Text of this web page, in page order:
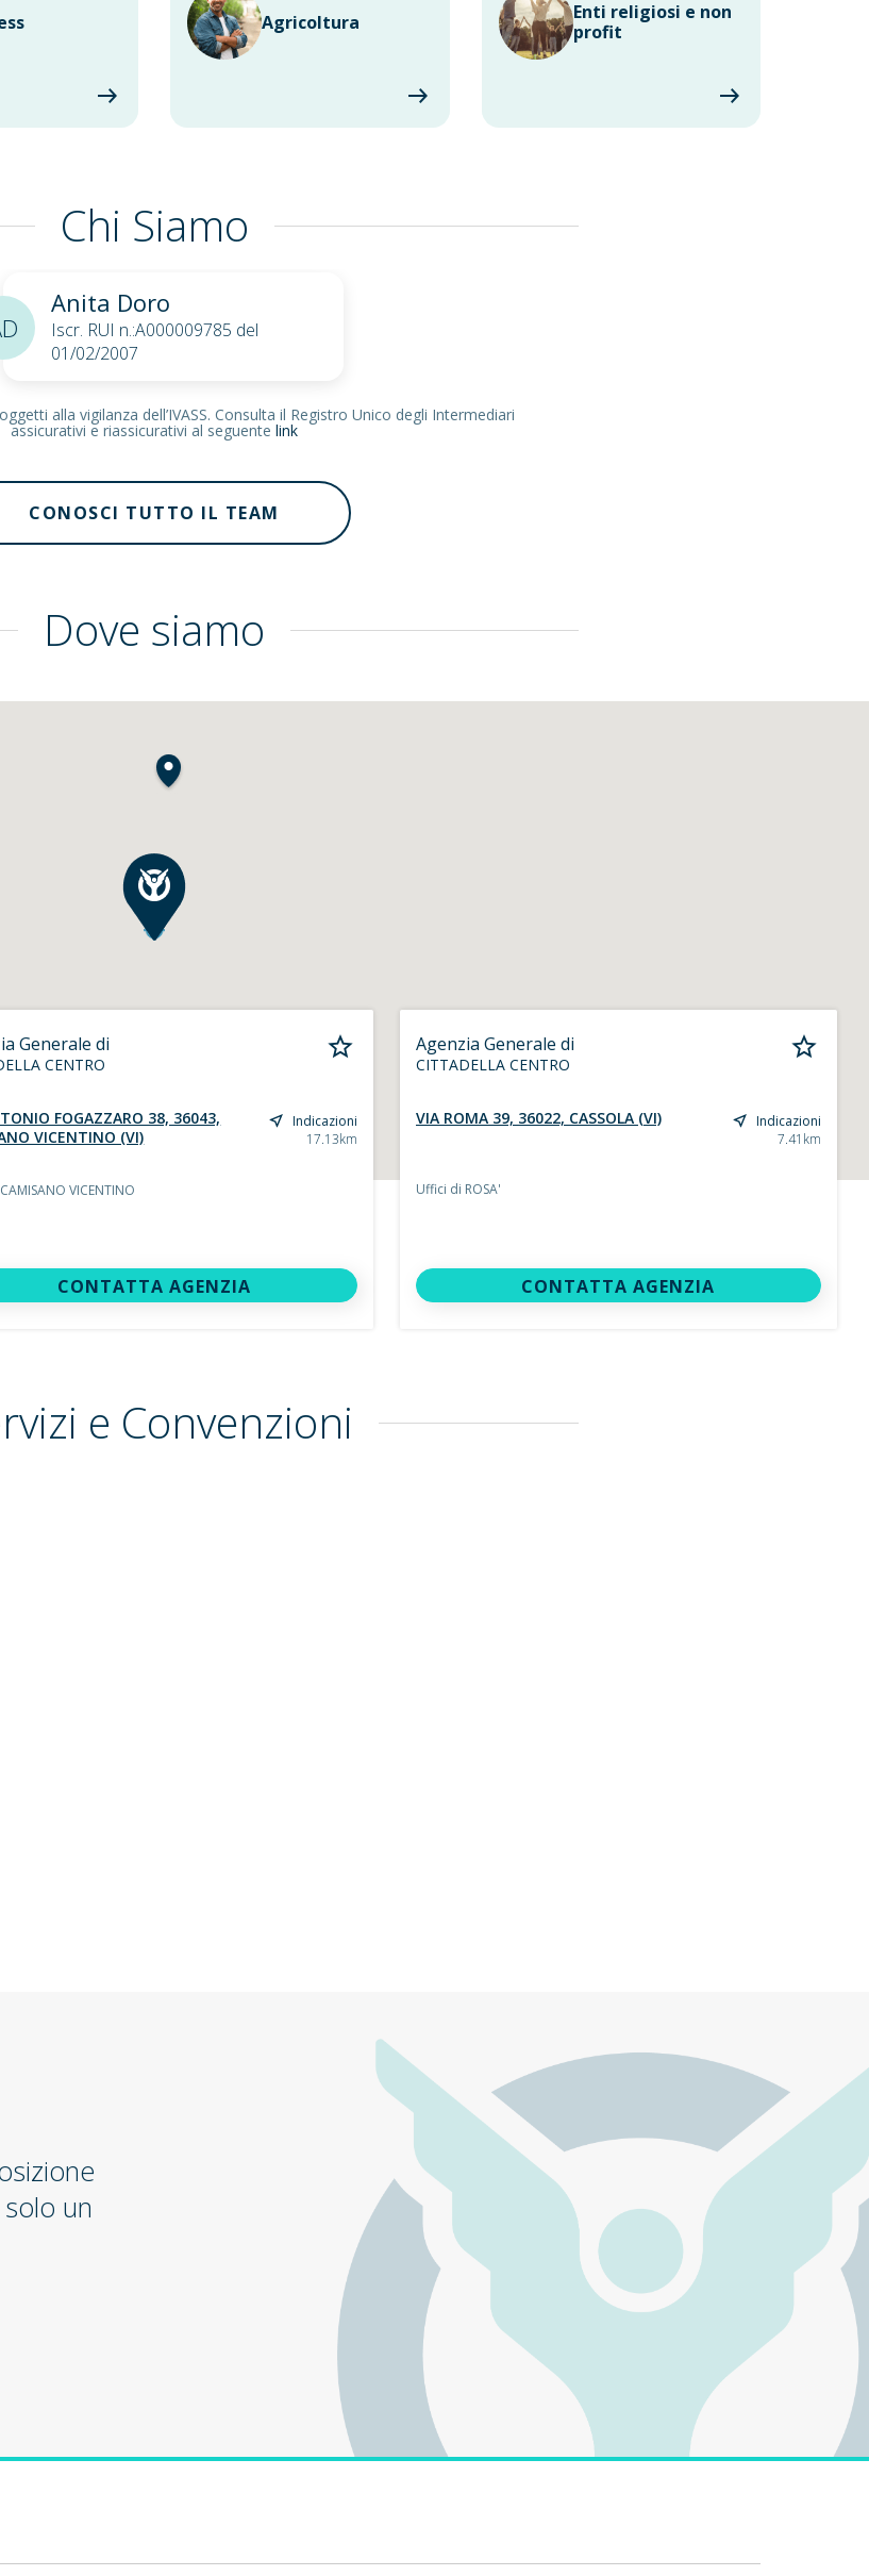
Agricoltura
Enti religiosi e non
profit
Chi Siamo
Anita Doro
Iscr. RUI n.:A000009785 del
01/02/2007
alla vigilanza dell’IVASS. Consulta il Registro Unico degli Intermediari
assicurativi e riassicurativi al seguente link
CONOSCI TUTTO IL TEAM
Dove siamo
Generale di
CENTRO
FOGAZZARO 38, 36043,
VICENTINO (VI)
Indicazioni
17.13km
VICENTINO
CONTATTA AGENZIA
Agenzia Generale di
CITTADELLA CENTRO
VIA ROMA 39, 36022, CASSOLA (VI)
Indicazioni
7.41km
Uffici di ROSA'
CONTATTA AGENZIA
e Convenzioni
un